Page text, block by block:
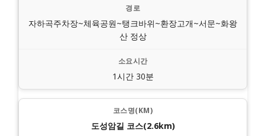
자하곡주차장~체육공원~탱크바위~환장고개~서문~화왕
산 정상
1시간 30분
도성암길 코스(2.6km)